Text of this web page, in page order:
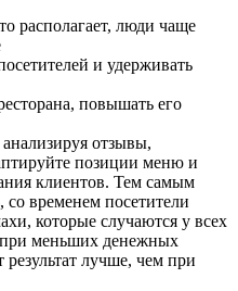
располагает, люди чаще
и удерживать
повышать его
отзывы,
позиции меню и
клиентов. Тем самым
со временем посетители
которые случаются у всех
меньших денежных
результат лучше, чем при